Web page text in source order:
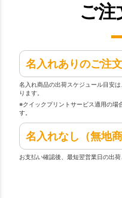
ご注
名入れありのご注文
名入れ商品の出荷スケジュール目安
ります。
※クイックプリントサービス適用の場
す。
名入れなし（無地
お支払い確認後、最短翌営業日の出荷